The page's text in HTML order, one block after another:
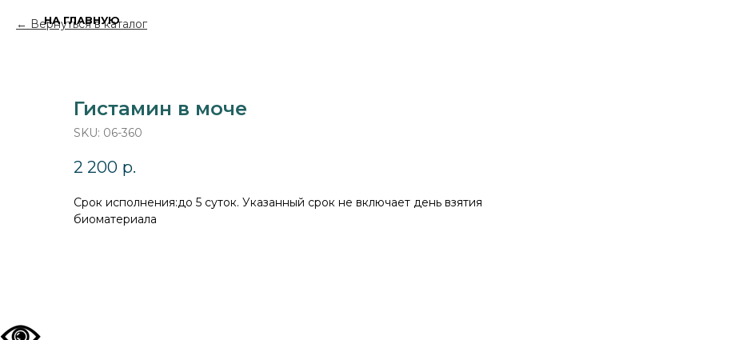
Вернуться в каталог
Гистамин в моче
SKU: 06-360
2 200 р.
Cрок исполнения:до 5 суток. Указанный срок не включает день взятия
биоматериала
НА ГЛАВНУЮ